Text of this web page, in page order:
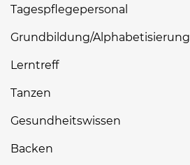
Tagespflegepersonal
Grundbildung/Alphabetisierung
Lerntreff
Tanzen
Gesundheitswissen
Backen